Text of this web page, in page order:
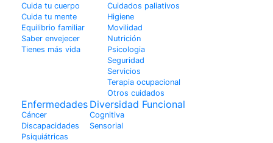
Cuida tu cuerpo
Cuida tu mente
Equilibrio familiar
Saber envejecer
Tienes más vida
Cuidados paliativos
Higiene
Movilidad
Nutrición
Psicologia
Seguridad
Servicios
Terapia ocupacional
Otros cuidados
Enfermedades
Cáncer
Discapacidades
Psiquiátricas
Diversidad Funcional
Cognitiva
Sensorial